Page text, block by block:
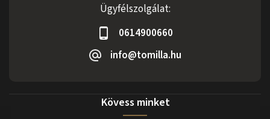
Ügyfélszolgálat:
0614900660
info@tomilla.hu
Kövess minket